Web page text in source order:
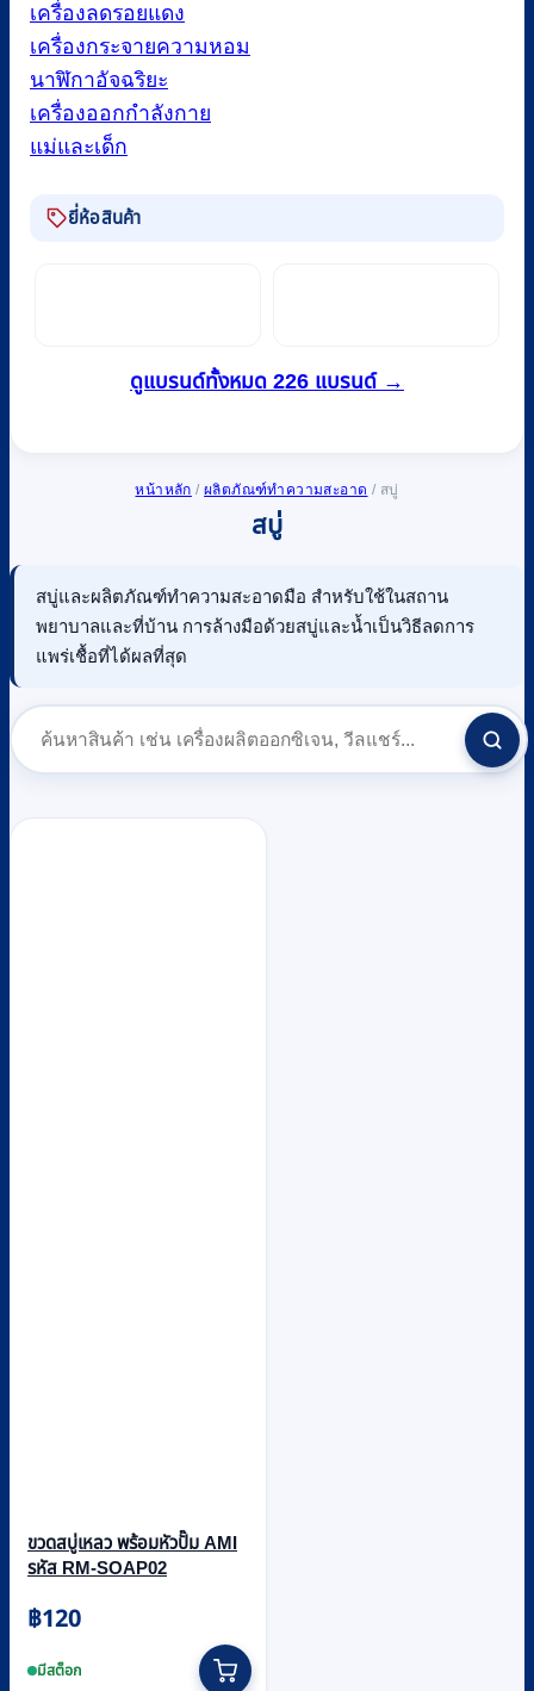
เครื่องลดรอยแดง
เครื่องกระจายความหอม
นาฬิกาอัจฉริยะ
เครื่องออกกำลังกาย
แม่และเด็ก
ยี่ห้อสินค้า
ดูแบรนด์ทั้งหมด 226 แบรนด์ →
หน้าหลัก / ผลิตภัณฑ์ทำความสะอาด / สบู่
สบู่
สบู่และผลิตภัณฑ์ทำความสะอาดมือ สำหรับใช้ในสถาน
พยาบาลและที่บ้าน การล้างมือด้วยสบู่และน้ำเป็นวิธีลดการ
แพร่เชื้อที่ได้ผลที่สุด
ขวดสบู่เหลว พร้อมหัวปั๊ม AMI
รหัส RM-SOAP02
฿120
มีสต็อก